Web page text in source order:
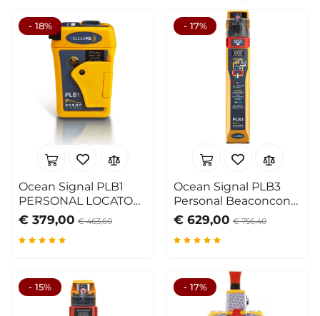
- 18%
Ocean Signal PLB1
PERSONAL LOCATOR
BEACON
€ 379,00 € 463,60
- 17%
Ocean Signal PLB3
Personal Beaconcon
AIS
€ 629,00 € 756,40
- 15% - 17%